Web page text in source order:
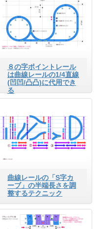
８の字ポイントレール
は曲線レールの1/4直線
(凹凹/凸凸)に代用でき
る
曲線レールの「S字カ
ーブ」の半端長さを調
整するテクニック